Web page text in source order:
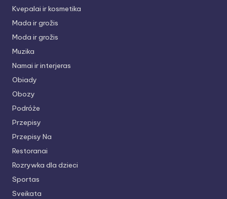
Kvepalai ir kosmetika
Mada ir grožis
Moda ir grožis
Muzika
Namai ir interjeras
Obiady
Obozy
Podróże
Przepisy
Przepisy Na
Restoranai
Rozrywka dla dzieci
Sportas
Sveikata